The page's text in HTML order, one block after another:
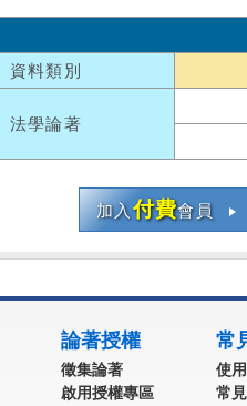
資料類別
法學論著
加入付費會員
論著授權
徵集論著
啟用授權專區
常
使
常